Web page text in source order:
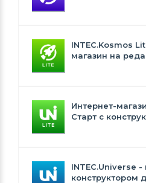
INTEC.Kosmos
магазин на
Интернет-
Старт с
INTEC.Universe
конструктором